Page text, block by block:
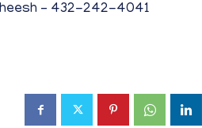
– 432-242-4041